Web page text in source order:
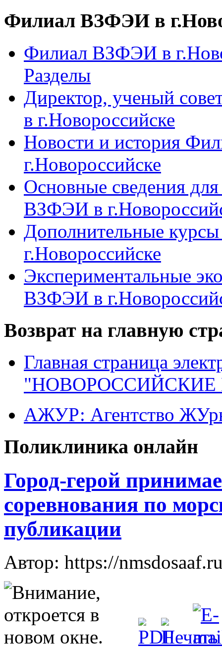
Филиал ВЗФЭИ в
Филиал ВЗФЭИ в
Разделы
Директор, ученый
в г.Новороссийске
Новости и история
г.Новороссийске
Основные сведения
ВЗФЭИ в
Дополнительные
г.Новороссийске
Экспериментальные
ВЗФЭИ в
Возврат на главную
Главная страница
"НОВОРОССИЙСКИЕ
АЖУР: Агентство
Поликлиника онлайн
Город-герой
соревнования по
публикации
Автор: https://